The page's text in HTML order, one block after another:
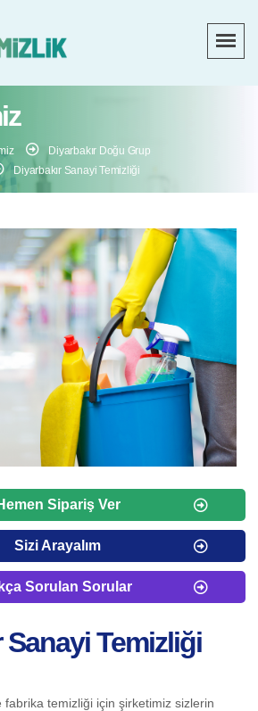
Diyarbakır Doğu Grup
Diyarbakır Sanayi Temizliği
Sipariş Ver
Sizi Arayalım
Sorulan Sorular
Sanayi Temizliği
temizliği için şirketimiz sizlerin